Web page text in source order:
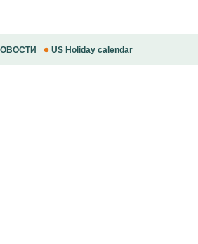
US Holiday calendar